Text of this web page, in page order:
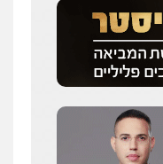
חקירות ומעצרים
אסירים תעבורה
דין לענייני אסירים